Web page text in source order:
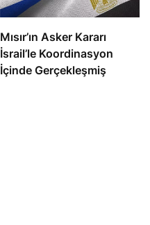
Mısır’ın Asker Kararı
İsrail’le Koordinasyon
İçinde Gerçekleşmiş